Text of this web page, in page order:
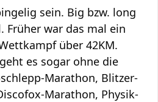
sein. Big bzw. long
Früher war das mal ein
über 42KM.
es sogar ohne die
Marathon, Blitzer-
Marathon, Physik-